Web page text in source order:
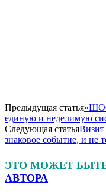
Предыдущая статья
единую и неделимую
Следующая статьяВизит
знаковое событие, и не
ЭТО МОЖЕТ
АВТОРА